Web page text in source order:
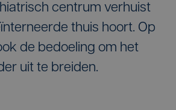
centrum verhuist
thuis hoort. Op
de bedoeling om het
uit te breiden.